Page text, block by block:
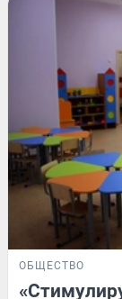
ОБЩЕСТВО